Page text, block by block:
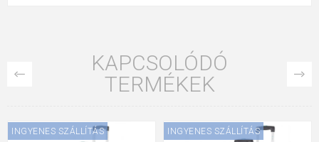
KAPCSOLÓDÓ
TERMÉKEK
INGYENES SZÁLLÍTÁS INGYENES SZÁLLÍTÁS